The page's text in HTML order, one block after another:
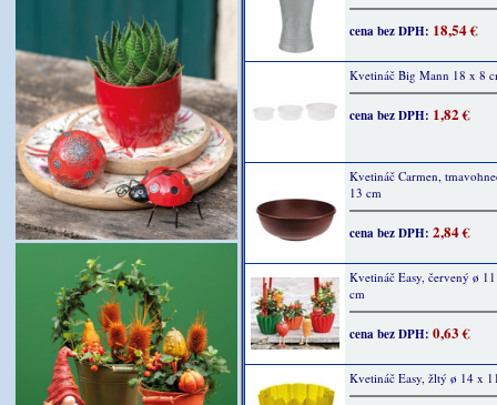
cena bez DPH: 18,54 €
Kvetináč Big Mann 18 x 8
cena bez DPH: 1,82 €
Kvetináč Carmen,
13 cm
cena bez DPH: 2,84 €
Kvetináč Easy, červený ø
cm
cena bez DPH: 0,63 €
Kvetináč Easy, žltý ø 14 x